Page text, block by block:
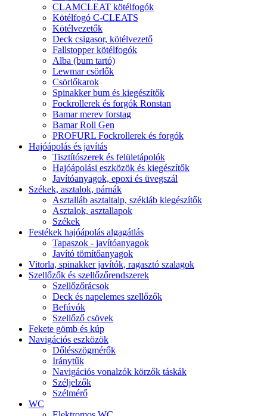
CLAMCLEAT kötélfogók
Kötélfogó C-CLEATS
Kötélvezetők
Deck csigasor, kötélvezető
Fallstopper kötélfogók
Alba (bum tartó)
Lewmar csörlők
Csörlőkarok
Spinakker bum és kiegészítők
Fockrollerek és forgók Ronstan
Bamar merev forstag
Bamar Roll Gen
PROFURL Fockrollerek és forgók
Hajóápolás és javítás
Tisztítószerek és felületápolók
Hajóápolási eszközök és kiegészítők
Javítóanyagok, epoxi és üvegszál
Székek, asztalok, párnák
Asztalláb asztaltalp, székláb kiegészítők
Asztalok, asztallapok
Székek
Festékek hajóápolás algagátlás
Tapaszok - javítóanyagok
Javító tömítőanyagok
Vitorla, spinakker javítók, ragasztó szalagok
Szellőzők és szellőzőrendszerek
Szellőzőrácsok
Deck és napelemes szellőzők
Befúvók
Szellőző csövek
Fekete gömb és kúp
Navigációs eszközök
Dőlésszögmérők
Iránytűk
Navigációs vonalzók körzők táskák
Széljelzők
Szélmérő
WC